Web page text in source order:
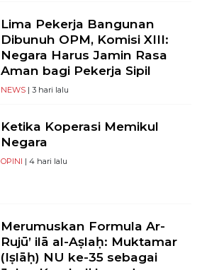
Lima Pekerja Bangunan
Dibunuh OPM, Komisi XIII:
Negara Harus Jamin Rasa
Aman bagi Pekerja Sipil
NEWS | 3 hari lalu
Ketika Koperasi Memikul
Negara
OPINI | 4 hari lalu
Merumuskan Formula Ar-
Rujū’ ilā al-Aṣlaḥ: Muktamar
(Iṣlāḥ) NU ke-35 sebagai